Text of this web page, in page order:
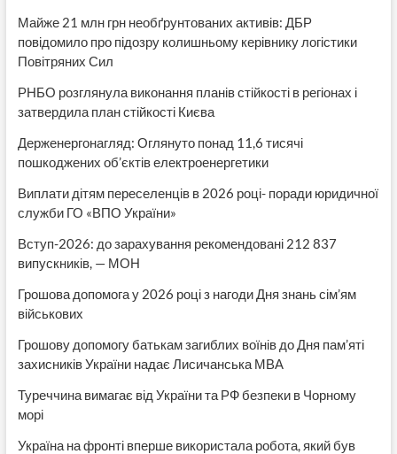
Майже 21 млн грн необґрунтованих активів: ДБР
повідомило про підозру колишньому керівнику логістики
Повітряних Сил
РНБО розглянула виконання планів стійкості в регіонах і
затвердила план стійкості Києва
Держенергонагляд: Оглянуто понад 11,6 тисячі
пошкоджених об’єктів електроенергетики
Виплати дітям переселенців в 2026 році- поради юридичної
служби ГО «ВПО України»
Вступ-2026: до зарахування рекомендовані 212 837
випускників, — МОН
Грошова допомога у 2026 році з нагоди Дня знань сім’ям
військових
Грошову допомогу батькам загиблих воїнів до Дня пам’яті
захисників України надає Лисичанська МВА
Туреччина вимагає від України та РФ безпеки в Чорному
морі
Україна на фронті вперше використала робота, який був